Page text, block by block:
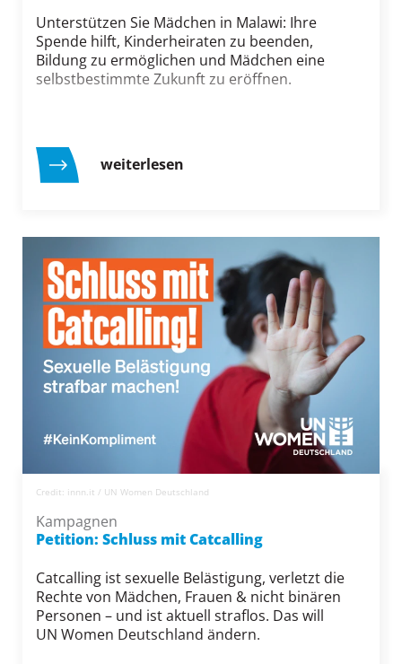
Unterstützen Sie Mädchen in Malawi: Ihre
Spende hilft, Kinderheiraten zu beenden,
Bildung zu ermöglichen und Mädchen eine
selbstbestimmte Zukunft zu eröffnen.
weiterlesen
Credit: innn.it / UN Women Deutschland
Kampagnen
Petition: Schluss mit Catcalling
Catcalling ist sexuelle Belästigung, verletzt die
Rechte von Mädchen, Frauen & nicht binären
Personen – und ist aktuell straflos. Das will
UN Women Deutschland ändern.